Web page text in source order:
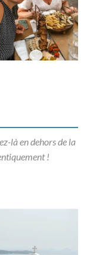
là en dehors de la
!